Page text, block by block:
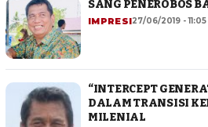
SANG PENEROBOS
IMPRESI27/06/2019 - 11:05
“INTERCEPT
DALAM TRANSISI
MILENIAL